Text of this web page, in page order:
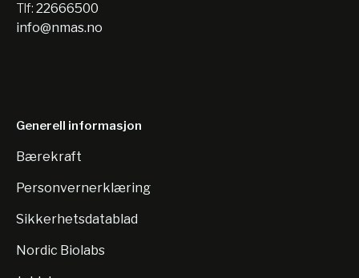
Tlf: 22666500
info@nmas.no
Generell informasjon
Bærekraft
Personvernerklæring
Sikkerhetsdatablad
Nordic Biolabs